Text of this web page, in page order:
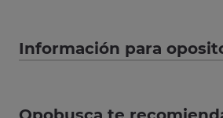
Información para